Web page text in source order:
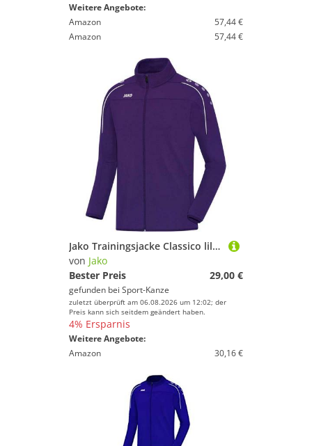
Weitere Angebote:
Amazon
57,44 €
Amazon
57,44 €
Jako Trainingsjacke Classico lila 8750 10 Gr. S
von Jako
Bester Preis
29,00 €
gefunden bei Sport-Kanze
zuletzt überprüft am 06.08.2026 um 12:02; der
Preis kann sich seitdem geändert haben.
4% Ersparnis
Weitere Angebote:
Amazon
30,16 €